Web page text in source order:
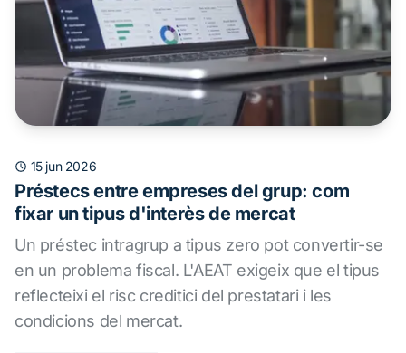
15 jun 2026
Préstecs entre empreses del grup: com
fixar un tipus d'interès de mercat
Un préstec intragrup a tipus zero pot convertir-se
en un problema fiscal. L'AEAT exigeix que el tipus
reflecteixi el risc creditici del prestatari i les
condicions del mercat.